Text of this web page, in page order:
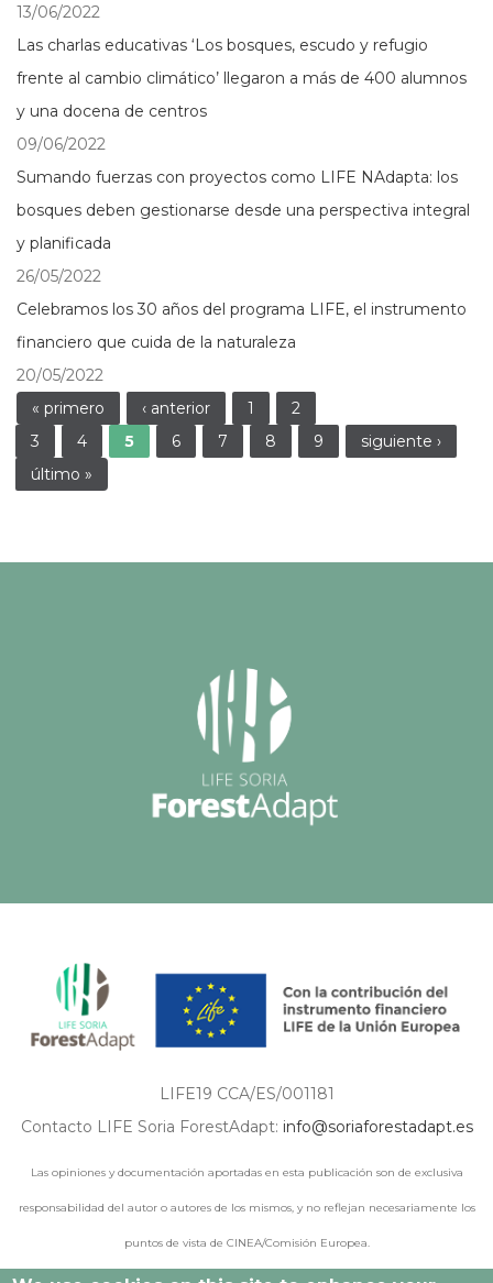
13/06/2022
Las charlas educativas ‘Los bosques, escudo y refugio
frente al cambio climático’ llegaron a más de 400 alumnos
y una docena de centros
09/06/2022
Sumando fuerzas con proyectos como LIFE NAdapta: los
bosques deben gestionarse desde una perspectiva integral
y planificada
26/05/2022
Celebramos los 30 años del programa LIFE, el instrumento
financiero que cuida de la naturaleza
20/05/2022
Páginas
« primero ‹ anterior 1
2
3
4 5 6 7 8 9
siguiente ›
último »
LIFE19 CCA/ES/001181
Contacto LIFE Soria ForestAdapt: info@soriaforestadapt.es
Las opiniones y documentación aportadas en esta publicación son de exclusiva
responsabilidad del autor o autores de los mismos, y no reflejan necesariamente los
puntos de vista de CINEA/Comisión Europea.